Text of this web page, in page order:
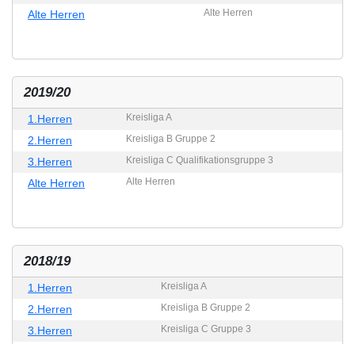
Alte Herren Alte Herren
2019/20
1.Herren Kreisliga A
2.Herren Kreisliga B Gruppe 2
3.Herren Kreisliga C Qualifikationsgruppe 3
Alte Herren Alte Herren
2018/19
1.Herren Kreisliga A
2.Herren Kreisliga B Gruppe 2
3.Herren Kreisliga C Gruppe 3